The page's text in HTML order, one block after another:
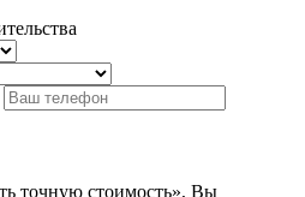
точную стоимость», Вы